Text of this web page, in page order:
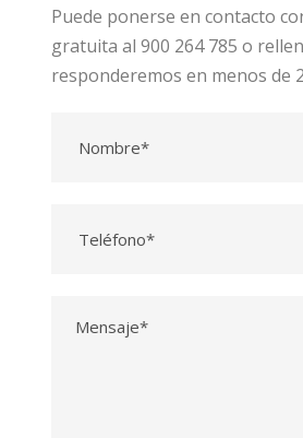
Puede ponerse en contacto
gratuita al 900 264 785 o
responderemos en menos de